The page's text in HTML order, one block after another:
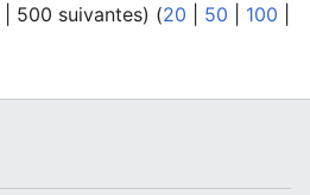
500 suivantes) (20 50 100